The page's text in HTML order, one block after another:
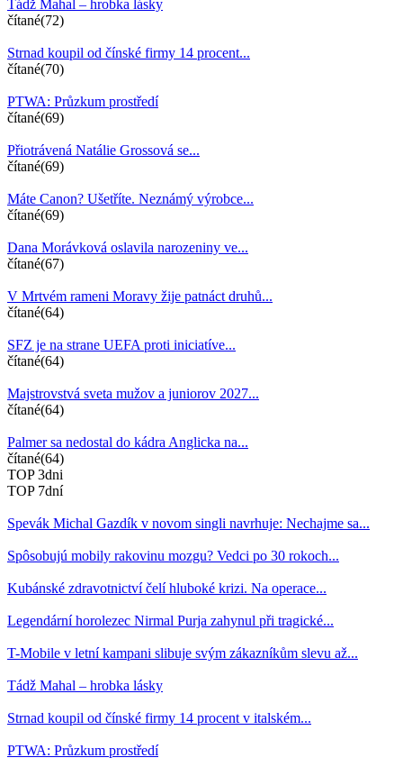
Tádž Mahal – hrobka lásky
čítané(72)
Strnad koupil od čínské firmy 14 procent...
čítané(70)
PTWA: Průzkum prostředí
čítané(69)
Přiotrávená Natálie Grossová se...
čítané(69)
Máte Canon? Ušetříte. Neznámý výrobce...
čítané(69)
Dana Morávková oslavila narozeniny ve...
čítané(67)
V Mrtvém rameni Moravy žije patnáct druhů...
čítané(64)
SFZ je na strane UEFA proti iniciatíve...
čítané(64)
Majstrovstvá sveta mužov a juniorov 2027...
čítané(64)
Palmer sa nedostal do kádra Anglicka na...
čítané(64)
TOP 3dni
TOP 7dní
Spevák Michal Gazdík v novom singli navrhuje: Nechajme sa...
Spôsobujú mobily rakovinu mozgu? Vedci po 30 rokoch...
Kubánské zdravotnictví čelí hluboké krizi. Na operace...
Legendární horolezec Nirmal Purja zahynul při tragické...
T-Mobile v letní kampani slibuje svým zákazníkům slevu až...
Tádž Mahal – hrobka lásky
Strnad koupil od čínské firmy 14 procent v italském...
PTWA: Průzkum prostředí